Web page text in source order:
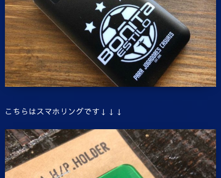
こちらはスマホリングです↓↓↓